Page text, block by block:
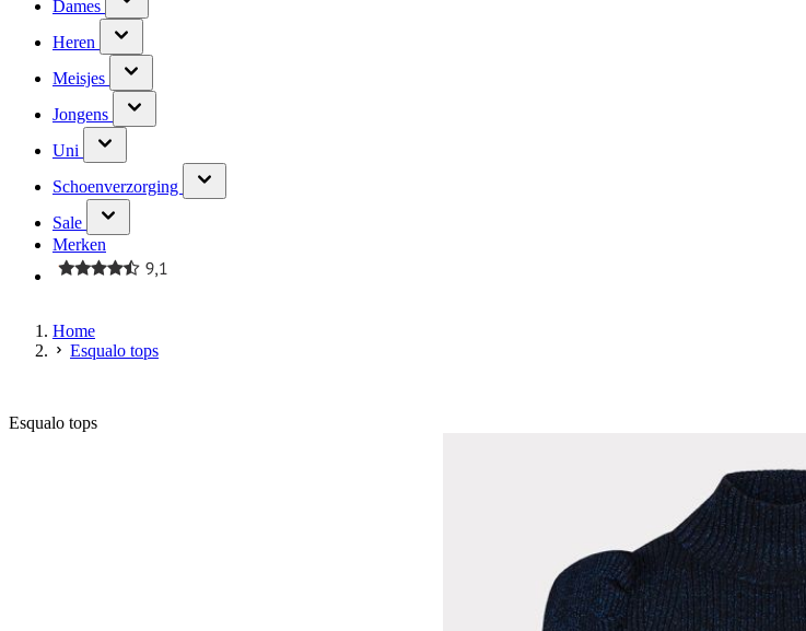
Dames
Heren
Meisjes
Jongens
Uni
Schoenverzorging
Sale
Merken
Home
Esqualo tops
Esqualo tops